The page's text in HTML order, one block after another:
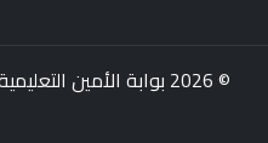
© 2026 بوابة الأمين التعليمية. جميع الحقوق محفوظة.